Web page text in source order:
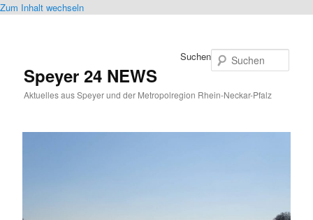
Zum Inhalt wechseln
Speyer 24 NEWS
Aktuelles aus Speyer und der Metropolregion Rhein-Neckar-Pfalz
Suchen